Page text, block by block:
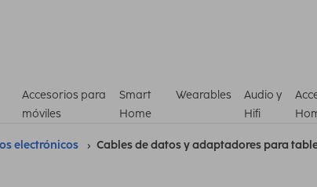
Accesorios para
móviles
Smart
Home
Wearables
Audio y
Hifi
electrónicos Cables de datos y adaptadores para